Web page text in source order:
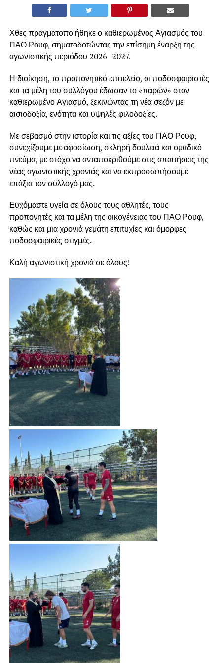
Χθες πραγματοποιήθηκε ο καθιερωμένος Αγιασμός του
ΠΑΟ Ρουφ, σηματοδοτώντας την επίσημη έναρξη της
αγωνιστικής περιόδου 2026–2027.
Η διοίκηση, το προπονητικό επιτελείο, οι ποδοσφαιριστές
και τα μέλη του συλλόγου έδωσαν το «παρών» στον
καθιερωμένο Αγιασμό, ξεκινώντας τη νέα σεζόν με
αισιοδοξία, ενότητα και υψηλές φιλοδοξίες.
Με σεβασμό στην ιστορία και τις αξίες του ΠΑΟ Ρουφ,
συνεχίζουμε με αφοσίωση, σκληρή δουλειά και ομαδικό
πνεύμα, με στόχο να ανταποκριθούμε στις απαιτήσεις της
νέας αγωνιστικής χρονιάς και να εκπροσωπήσουμε
επάξια τον σύλλογό μας.
Ευχόμαστε υγεία σε όλους τους αθλητές, τους
προπονητές και τα μέλη της οικογένειας του ΠΑΟ Ρουφ,
καθώς και μια χρονιά γεμάτη επιτυχίες και όμορφες
ποδοσφαιρικές στιγμές.
Καλή αγωνιστική χρονιά σε όλους!